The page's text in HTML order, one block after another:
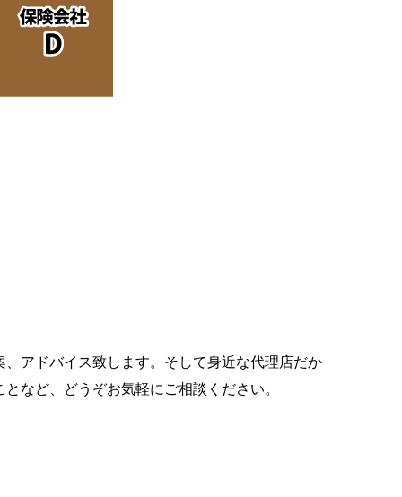
アドバイス致します。そして身近な代理店だか
など、どうぞお気軽にご相談ください。